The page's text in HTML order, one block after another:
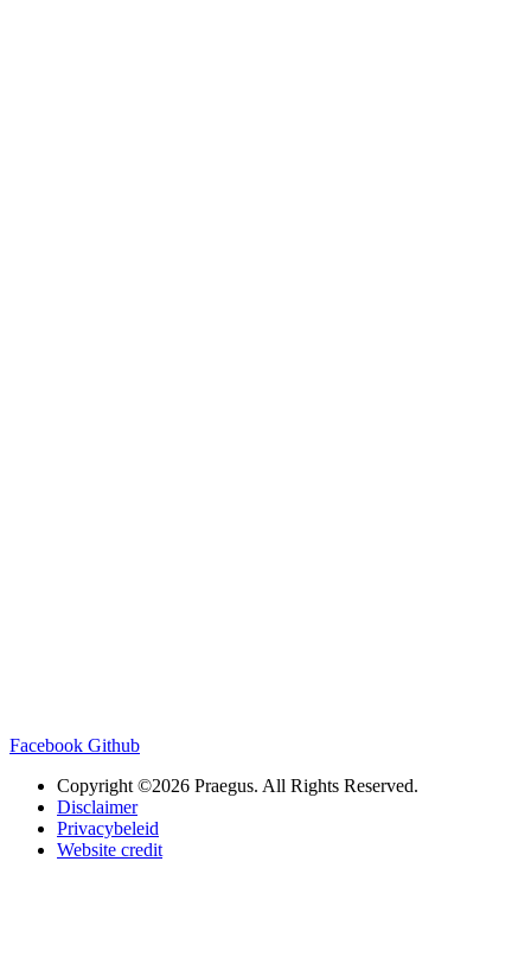
Facebook Github
Copyright ©2026 Praegus. All Rights Reserved.
Disclaimer
Privacybeleid
Website credit